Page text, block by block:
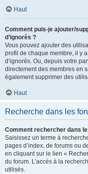
Haut
Comment puis-je ajouter/
d’ignorés ?
Vous pouvez ajouter des
profil de chaque membre, il y
d’ignorés. Ou, depuis votre
directement des membres en
également supprimer des
Haut
Recherche dans les
Comment rechercher dans
Saisissez un terme à
pages d’index, de forums ou
en cliquant sur le lien «
du forum. L’accès à la
utilisés.